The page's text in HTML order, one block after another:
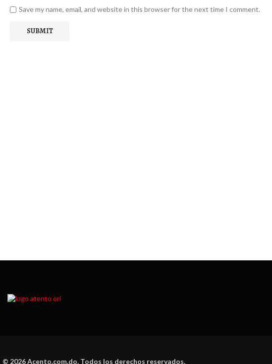
Save my name, email, and website in this browser for the next time I comment.
© 2026 Acento.com.do. Todos los derechos reservados.